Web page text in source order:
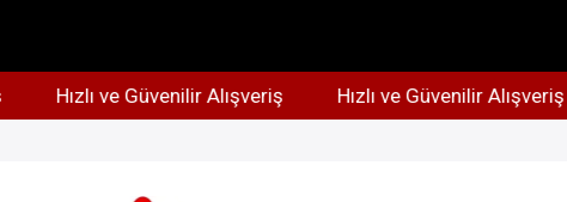
Hızlı ve Güvenilir Alışveriş Hızlı ve Güvenilir Alışveriş